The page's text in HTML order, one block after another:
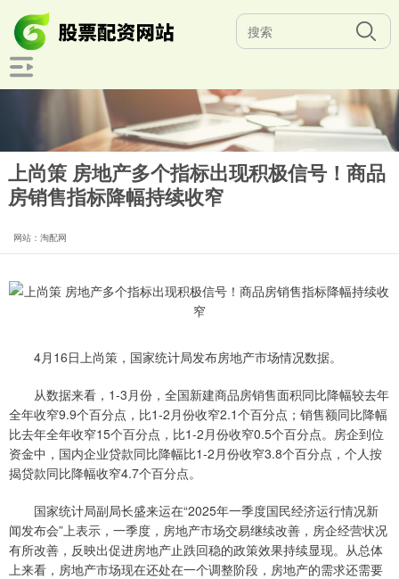
上尚策 房地产多个指标出现积极信号！商品
房销售指标降幅持续收窄
网站：淘配网
4月16日上尚策，国家统计局发布房地产市场情况数据。
从数据来看，1-3月份，全国新建商品房销售面积同比降幅较去年
全年收窄9.9个百分点，比1-2月份收窄2.1个百分点；销售额同比降幅
比去年全年收窄15个百分点，比1-2月份收窄0.5个百分点。房企到位
资金中，国内企业贷款同比降幅比1-2月份收窄3.8个百分点，个人按
揭贷款同比降幅收窄4.7个百分点。
国家统计局副局长盛来运在“2025年一季度国民经济运行情况新
闻发布会”上表示，一季度，房地产市场交易继续改善，房企经营状况
有所改善，反映出促进房地产止跌回稳的政策效果持续显现。从总体
上来看，房地产市场现在还处在一个调整阶段，房地产的需求还需要